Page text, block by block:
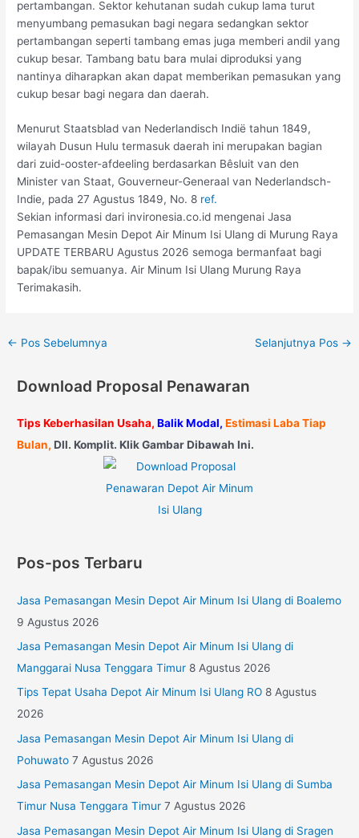
pertambangan. Sektor kehutanan sudah cukup lama turut
menyumbang pemasukan bagi negara sedangkan sektor
pertambangan seperti tambang emas juga memberi andil yang
cukup besar. Tambang batu bara mulai diproduksi yang
nantinya diharapkan akan dapat memberikan pemasukan yang
cukup besar bagi negara dan daerah.
Menurut Staatsblad van Nederlandisch Indië tahun 1849,
wilayah Dusun Hulu termasuk daerah ini merupakan bagian
dari zuid-ooster-afdeeling berdasarkan Bêsluit van den
Minister van Staat, Gouverneur-Generaal van Nederlandsch-
Indie, pada 27 Agustus 1849, No. 8 ref.
Sekian informasi dari invironesia.co.id mengenai Jasa
Pemasangan Mesin Depot Air Minum Isi Ulang di Murung Raya
UPDATE TERBARU Agustus 2026 semoga bermanfaat bagi
bapak/ibu semuanya. Air Minum Isi Ulang Murung Raya
Terimakasih.
← Pos Sebelumnya Selanjutnya Pos →
Download Proposal Penawaran
Tips Keberhasilan Usaha, Balik Modal, Estimasi Laba Tiap
Bulan, Dll. Komplit. Klik Gambar Dibawah Ini.
Pos-pos Terbaru
Jasa Pemasangan Mesin Depot Air Minum Isi Ulang di Boalemo
9 Agustus 2026
Jasa Pemasangan Mesin Depot Air Minum Isi Ulang di
Manggarai Nusa Tenggara Timur 8 Agustus 2026
Tips Tepat Usaha Depot Air Minum Isi Ulang RO 8 Agustus
2026
Jasa Pemasangan Mesin Depot Air Minum Isi Ulang di
Pohuwato 7 Agustus 2026
Jasa Pemasangan Mesin Depot Air Minum Isi Ulang di Sumba
Timur Nusa Tenggara Timur 7 Agustus 2026
Jasa Pemasangan Mesin Depot Air Minum Isi Ulang di Sragen